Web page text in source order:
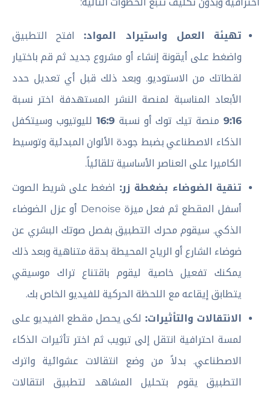
تهيئة العمل واستيراد المواد:
افتح التطبيق
واضغط على أيقونة إنشاء أو مشروع جديد ثم قم باختيار
لقطاتك من الاستوديو. وبعد ذلك قبل أي تعديل حدد
الأبعاد المناسبة لمنصة النشر المستهدفة اختر نسبة
9:16 منصة تيك توك أو نسبة16:9 لليوتيوب وسيتكفل
الذكاء الاصطناعي بضبط جودة الألوان المبدئية وتوسيط
الكاميرا على العناصر الأساسية تلقائياً.
تنقية الضوضاء بضغطة زر: اضغط على شريط الصوت
أسفل المقطع ثم فعل ميزة Denoise أو عزل الضوضاء
الذكي. سيقوم محرك التطبيق بفصل صوتك البشري عن
ضوضاء الشارع أو الرياح المحيطة بدقة متناهية وبعد ذلك
يمكنك تفعيل خاصية ليقوم باقتناع تراك موسيقي
يتطابق إيقاعه مع اللحظة الحركية للفيديو الخاص بك.
الانتقالات والتأثيرات: لكى يحصل مقطع الفيديو على
لمسة احترافية انتقل إلى تبويب ثم اختر تأثيرات الذكاء
الاصطناعي. بدلاً من وضع انتقالات عشوائية واترك
التطبيق يقوم بتحليل المشاهد لتطبيق انتقالات